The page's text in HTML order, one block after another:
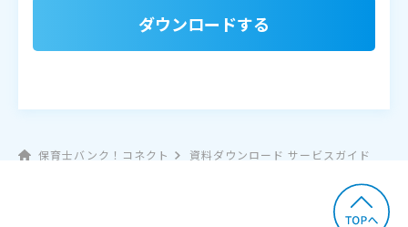
ダウンロードする
保育士バンク！コネクト 資料ダウンロード サービスガイド